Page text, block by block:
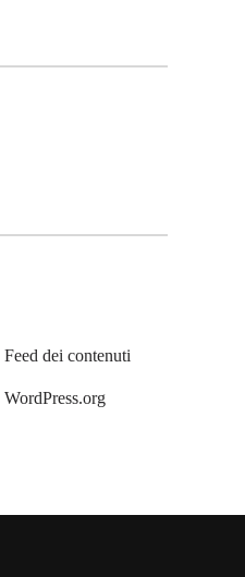
Feed dei contenuti
WordPress.org